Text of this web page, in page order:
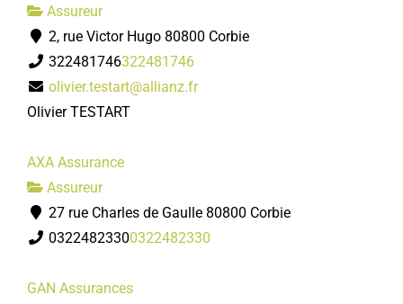
Assureur
2, rue Victor Hugo 80800 Corbie
322481746322481746
olivier.testart@allianz.fr
Olivier TESTART
AXA Assurance
Assureur
27 rue Charles de Gaulle 80800 Corbie
03224823300322482330
GAN Assurances